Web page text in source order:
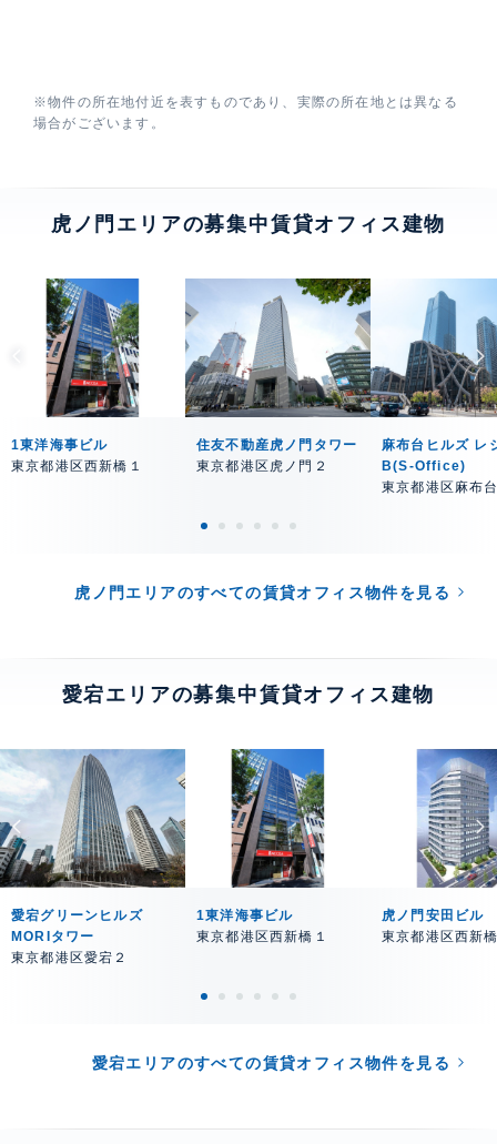
※物件の所在地付近を表すものであり、実際の所在地とは異なる
場合がございます。
虎ノ門エリアの募集中賃貸オフィス建物
1東洋海事ビル
東京都港区西新橋１
住友不動産虎ノ門タワー
東京都港区虎ノ門２
麻布台ヒルズ レ
B(S-Office)
東京都港区麻布
虎ノ門エリアのすべての賃貸オフィス物件を見る
愛宕エリアの募集中賃貸オフィス建物
愛宕グリーンヒルズ
MORIタワー
東京都港区愛宕２
1東洋海事ビル
東京都港区西新橋１
虎ノ門安田ビル
東京都港区西新
愛宕エリアのすべての賃貸オフィス物件を見る